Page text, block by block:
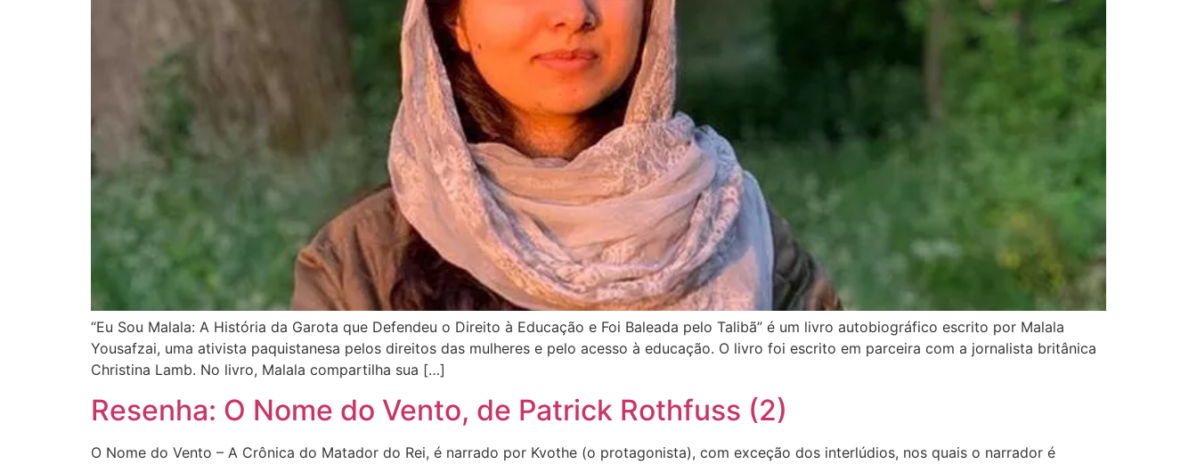
“Eu Sou Malala: A História da Garota que Defendeu o Direito à Educação e Foi Baleada pelo Talibã” é um livro autobiográfico escrito por Malala
Yousafzai, uma ativista paquistanesa pelos direitos das mulheres e pelo acesso à educação. O livro foi escrito em parceira com a jornalista britânica
Christina Lamb. No livro, Malala compartilha sua […]
Resenha: O Nome do Vento, de Patrick Rothfuss (2)
O Nome do Vento – A Crônica do Matador do Rei, é narrado por Kvothe (o protagonista), com exceção dos interlúdios, nos quais o narrador é